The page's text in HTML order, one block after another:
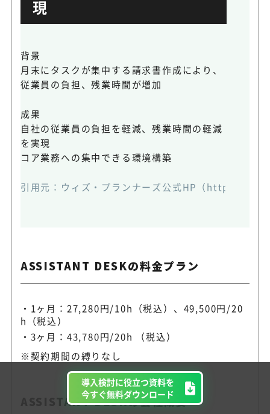
導入検討に役立つ資料を
今すぐ無料ダウンロード
現
背景
月末にタスクが集中する請求書作成により、
従業員の負担、残業時間が増加
成果
自社の従業員の負担を軽減、残業時間の軽減
を実現
コア業務への集中できる環境構築
引用元： ウィズ・プランナーズ公式HP（https://
ASSISTANT DESKの料金プラン
1ヶ月：27,280円/10h（税込）、49,500円/20
h（税込）
3ヶ月：43,780円/20h （税込）
※契約期間の縛りなし
ASSISTANT DESKの会社概要